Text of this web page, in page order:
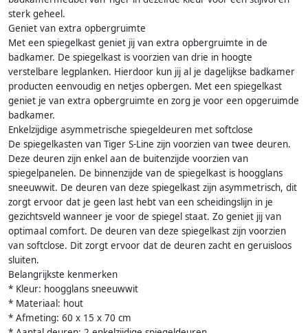
sterk geheel.
Geniet van extra opbergruimte
Met een spiegelkast geniet jij van extra opbergruimte in de
badkamer. De spiegelkast is voorzien van drie in hoogte
verstelbare legplanken. Hierdoor kun jij al je dagelijkse badkamer
producten eenvoudig en netjes opbergen. Met een spiegelkast
geniet je van extra opbergruimte en zorg je voor een opgeruimde
badkamer.
Enkelzijdige asymmetrische spiegeldeuren met softclose
De spiegelkasten van Tiger S-Line zijn voorzien van twee deuren.
Deze deuren zijn enkel aan de buitenzijde voorzien van
spiegelpanelen. De binnenzijde van de spiegelkast is hoogglans
sneeuwwit. De deuren van deze spiegelkast zijn asymmetrisch, dit
zorgt ervoor dat je geen last hebt van een scheidingslijn in je
gezichtsveld wanneer je voor de spiegel staat. Zo geniet jij van
optimaal comfort. De deuren van deze spiegelkast zijn voorzien
van softclose. Dit zorgt ervoor dat de deuren zacht en geruisloos
sluiten.
Belangrijkste kenmerken
* Kleur: hoogglans sneeuwwit
* Materiaal: hout
* Afmeting: 60 x 15 x 70 cm